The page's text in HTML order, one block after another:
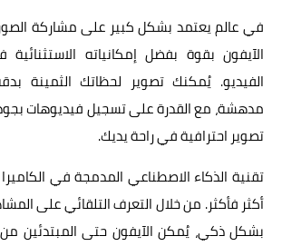
في عالم يعتمد بشكل كبير على مشاركة الصور
الآيفون بقوة بفضل إمكانياته
الفيديو. يُمكنك تصوير لحظاتك الثمينة
تصوير احترافية في راحة يديك.
تقنية الذكاء الاصطناعي المدمجة في الكاميرا
أكثر فأكثر. من خلال التعرف التلقائي على
بشكل ذكي، يُمكن الآيفون حتى المبتدئين